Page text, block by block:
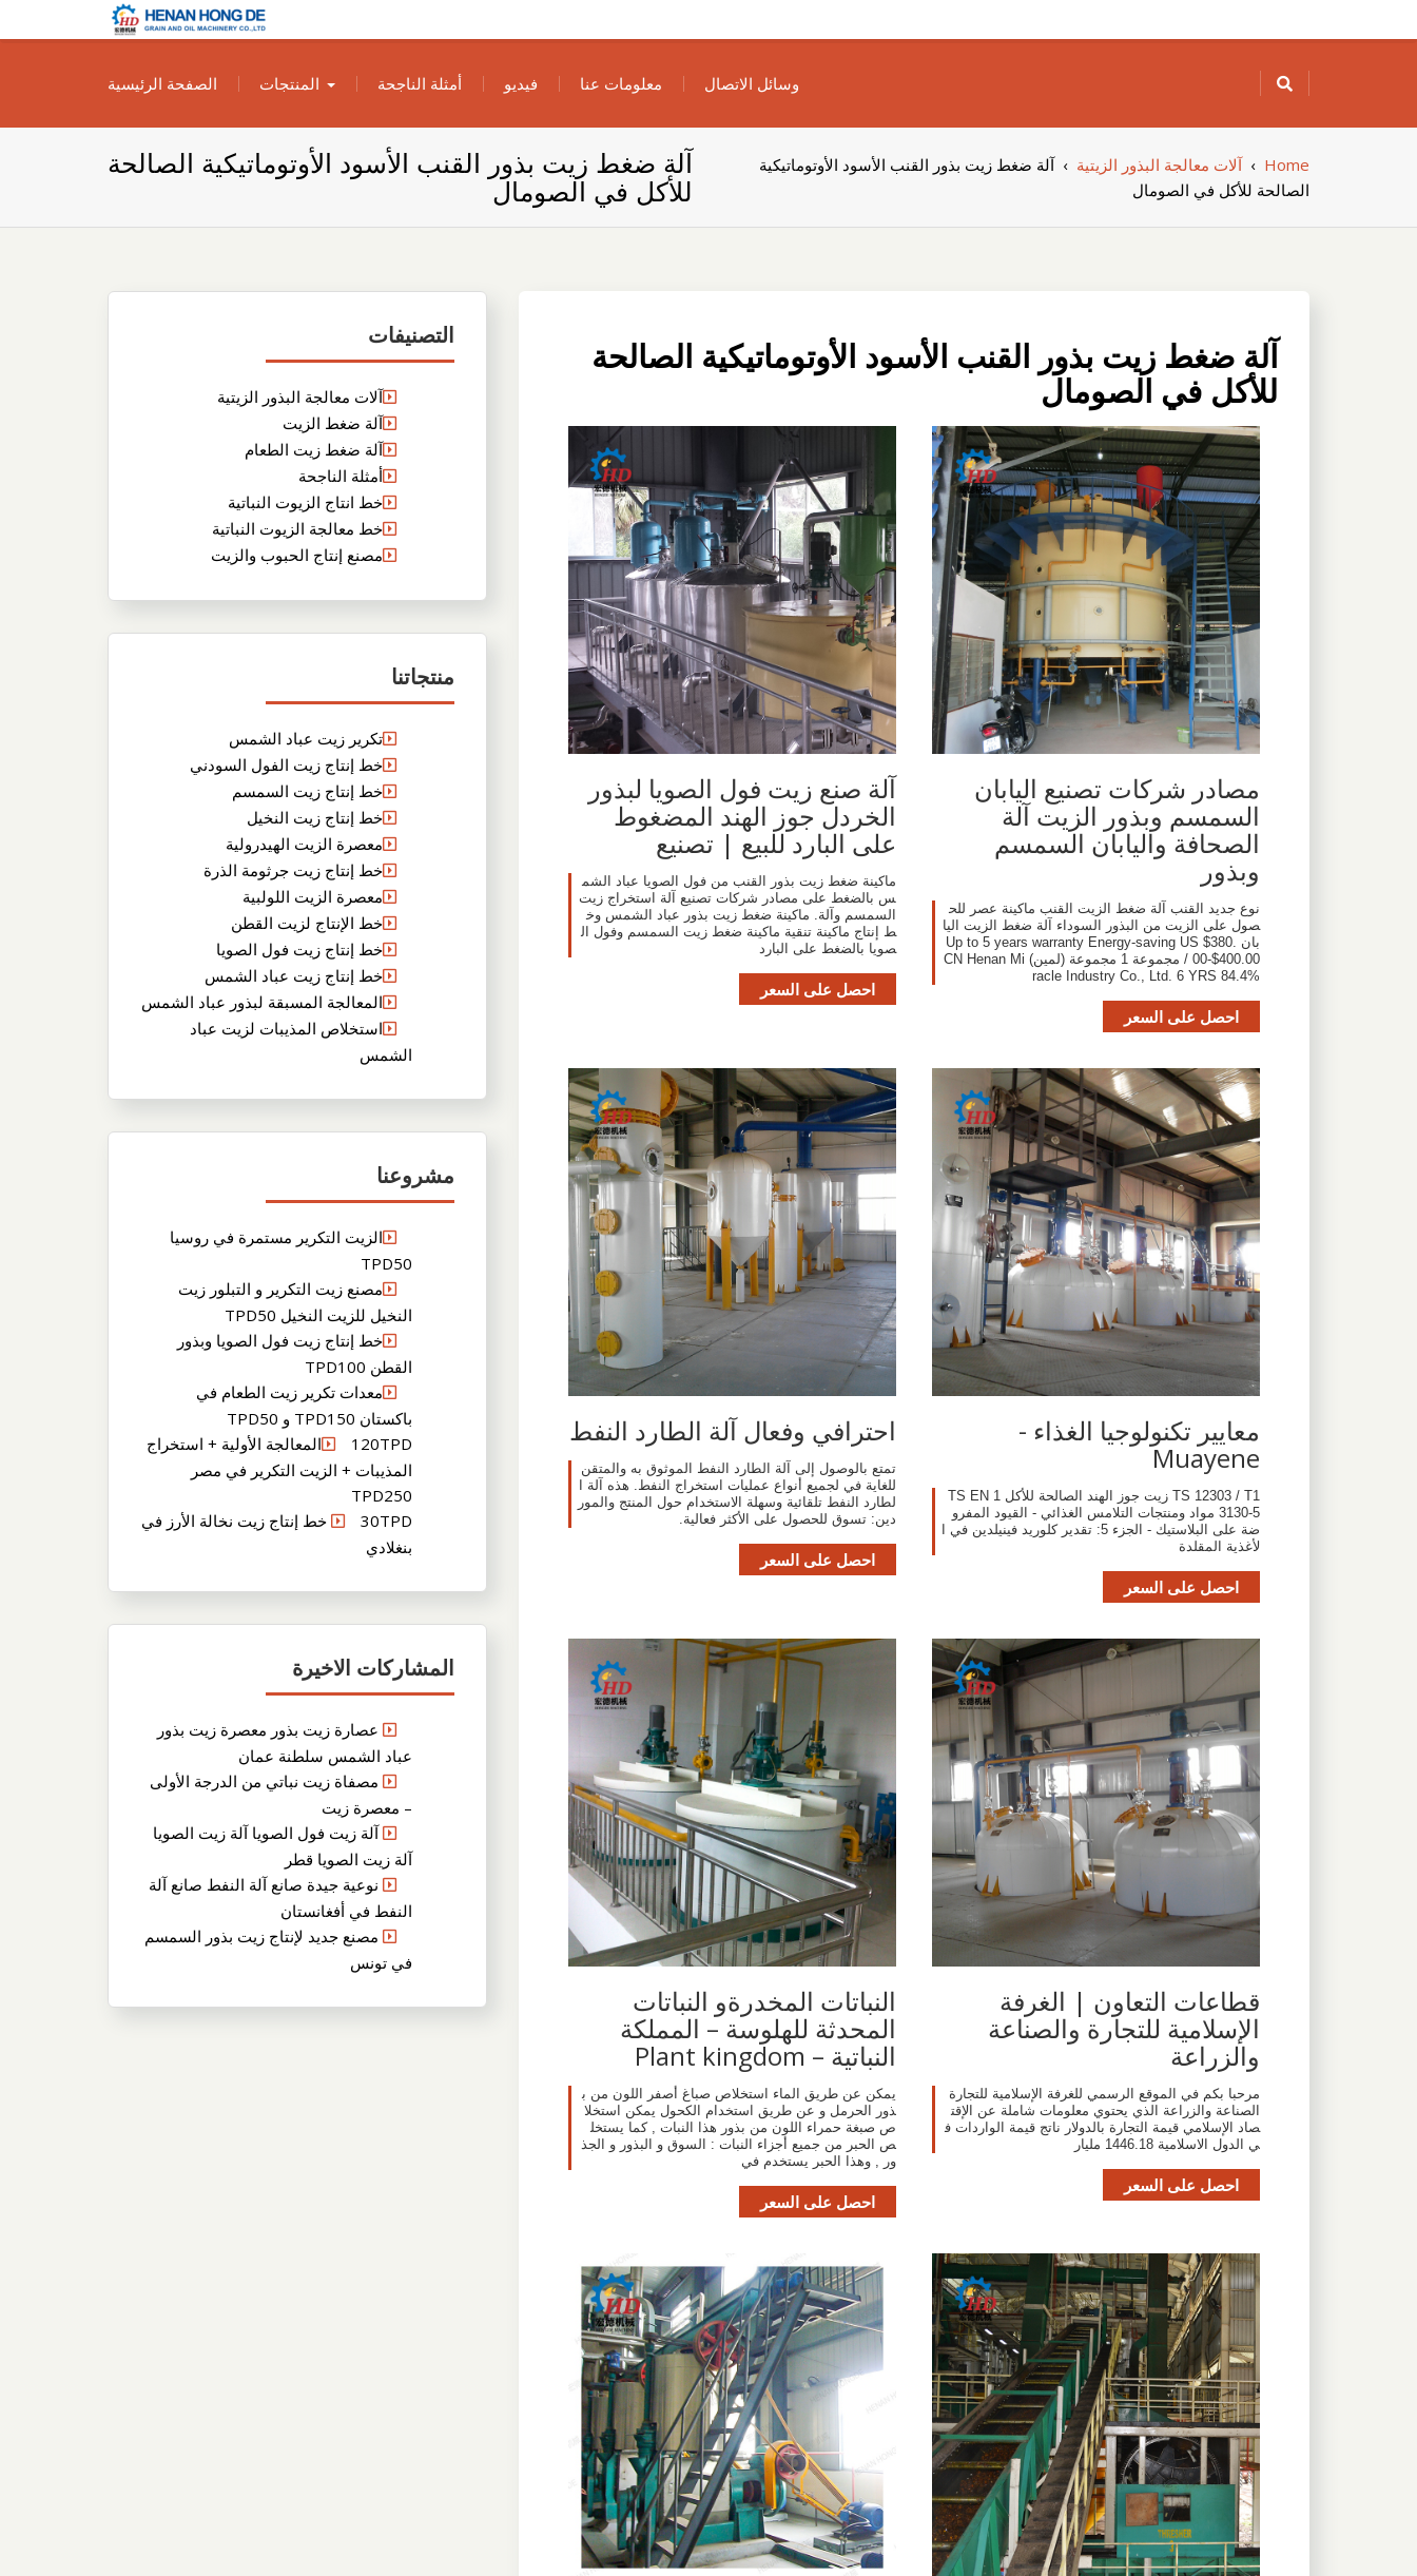
to
الزيوت النباتية
الخاص بك
الصفحة الرئيسية
المنتجات أمثلة الناجحة فيديو معلومات عنا وسائل الاتصال
آلة ضغط زيت بذور القنب الأسود الأوتوماتيكية الصالحة
للأكل في الصومال
Home
›آلات معالجة البذور الزيتية ›آلة ضغط زيت بذور القنب الأسود الأوتوماتيكية
الصالحة للأكل في الصومال
التصنيفات
آلات معالجة البذور الزيتية
آلة ضغط الزيت
آلة ضغط زيت الطعام
أمثلة الناجحة
خط انتاج الزيوت النباتية
خط معالجة الزيوت النباتية
مصنع إنتاج الحبوب والزيت
منتجاتنا
تكرير زيت عباد الشمس
خط إنتاج زيت الفول السودني
خط إنتاج زيت السمسم
خط إنتاج زيت النخيل
معصرة الزيت الهيدرولية
خط إنتاج زيت جرثومة الذرة
معصرة الزيت اللولبية
خط الإنتاج لزيت القطن
خط إنتاج زيت فول الصويا
خط إنتاج زيت عباد الشمس
المعالجة المسبقة لبذور عباد الشمس
استخلاص المذيبات لزيت عباد
الشمس
مشروعنا
الزيت التكرير مستمرة في روسيا
TPD50
مصنع زيت التكرير و التبلور زيت
النخيل للزيت النخيل TPD50
خط إنتاج زيت فول الصويا وبذور
القطن TPD100
معدات تكرير زيت الطعام في
باكستان TPD150 و TPD50
120TPDالمعالجة الأولية + استخراج
المذيبات + الزيت التكرير في مصر
TPD250
30TPD خط إنتاج زيت نخالة الأرز في
بنغلادي
المشاركات الاخيرة
عصارة زيت بذور معصرة زيت بذور
عباد الشمس سلطنة عمان
مصفاة زيت نباتي من الدرجة الأولى
– معصرة زيت
آلة زيت فول الصويا آلة زيت الصويا
آلة زيت الصويا قطر
نوعية جيدة صانع آلة النفط صانع آلة
النفط في أفغانستان
مصنع جديد لإنتاج زيت بذور السمسم
في تونس
آلة ضغط زيت بذور القنب الأسود الأوتوماتيكية الصالحة
للأكل في الصومال
مصادر شركات تصنيع اليابان
السمسم وبذور الزيت آلة
الصحافة واليابان السمسم
وبذور
نوع جديد القنب آلة ضغط الزيت القنب ماكينة عصر للح
صول على الزيت من البذور السوداء آلة ضغط الزيت اليا
بان Up to 5 years warranty Energy-saving US $380.
00-$400.00 / مجموعة 1 مجموعة (لمين) CN Henan Mi
racle Industry Co., Ltd. 6 YRS 84.4%
احصل على السعر
آلة صنع زيت فول الصويا لبذور
الخردل جوز الهند المضغوط
على البارد للبيع | تصنيع
ماكينة ضغط زيت بذور القنب من فول الصويا عباد الشم
س بالضغط على مصادر شركات تصنيع آلة استخراج زيت
السمسم وآلة. ماكينة ضغط زيت بذور عباد الشمس وخ
ط إنتاج ماكينة تنقية ماكينة ضغط زيت السمسم وفول ال
صويا بالضغط على البارد
احصل على السعر
معايير تكنولوجيا الغذاء -
Muayene
TS 12303 / T1 زيت جوز الهند الصالحة للأكل TS EN 1
3130-5 مواد ومنتجات التلامس الغذائي - القيود المفرو
ضة على البلاستيك - الجزء 5: تقدير كلوريد فينيلدين في ا
لأغذية المقلدة
احصل على السعر
احترافي وفعال آلة الطارد النفط
تمتع بالوصول إلى آلة الطارد النفط الموثوق به والمتقن
للغاية في لجميع أنواع عمليات استخراج النفط. هذه آلة ا
لطارد النفط تلقائية وسهلة الاستخدام حول المنتج والمور
دين: تسوق للحصول على الأكثر فعالية.
احصل على السعر
قطاعات التعاون | الغرفة
الإسلامية للتجارة والصناعة
والزراعة
مرحبا بكم في الموقع الرسمي للغرفة الإسلامية للتجارة
الصناعة والزراعة الذي يحتوي معلومات شاملة عن الإقت
صاد الإسلامي قيمة التجارة بالدولار ناتج قيمة الواردات ف
ي الدول الاسلامية 1446.18 مليار
احصل على السعر
النباتات المخدرةو النباتات
المحدثة للهلوسة – المملكة
النباتية – Plant kingdom
يمكن عن طريق الماء استخلاص صباغ أصفر اللون من ب
ذور الحرمل و عن طريق استخدام الكحول يمكن استخلا
ص صبغة حمراء اللون من بذور هذا النبات , كما يستخل
ص الحبر من جميع أجزاء النبات : السوق و البذور و الجذ
ور , وهذا الحبر يستخدم في
احصل على السعر